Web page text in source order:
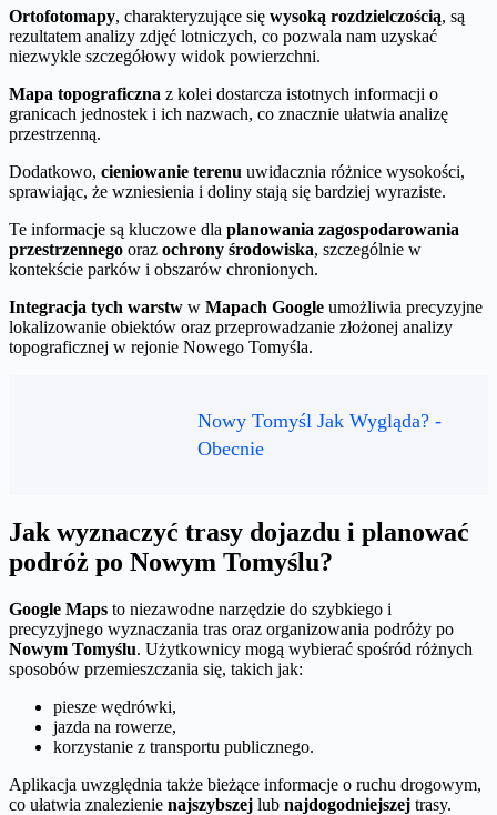
Ortofotomapy, charakteryzujące się wysoką rozdzielczością, są
rezultatem analizy zdjęć lotniczych, co pozwala nam uzyskać
niezwykle szczegółowy widok powierzchni.
Mapa topograficzna z kolei dostarcza istotnych informacji o
granicach jednostek i ich nazwach, co znacznie ułatwia analizę
przestrzenną.
Dodatkowo, cieniowanie terenu uwidacznia różnice wysokości,
sprawiając, że wzniesienia i doliny stają się bardziej wyraziste.
Te informacje są kluczowe dla planowania zagospodarowania
przestrzennego oraz ochrony środowiska, szczególnie w
kontekście parków i obszarów chronionych.
Integracja tych warstw w Mapach Google umożliwia precyzyjne
lokalizowanie obiektów oraz przeprowadzanie złożonej analizy
topograficznej w rejonie Nowego Tomyśla.
Nowy Tomyśl Jak Wygląda? -
Obecnie
Jak wyznaczyć trasy dojazdu i planować
podróż po Nowym Tomyślu?
Google Maps to niezawodne narzędzie do szybkiego i
precyzyjnego wyznaczania tras oraz organizowania podróży po
Nowym Tomyślu. Użytkownicy mogą wybierać spośród różnych
sposobów przemieszczania się, takich jak:
piesze wędrówki,
jazda na rowerze,
korzystanie z transportu publicznego.
Aplikacja uwzględnia także bieżące informacje o ruchu drogowym,
co ułatwia znalezienie najszybszej lub najdogodniejszej trasy.